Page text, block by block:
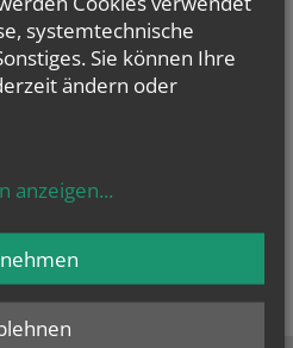
Presse
Shop
systemtechnische
Sie können Ihre
ändern oder
anzeigen...